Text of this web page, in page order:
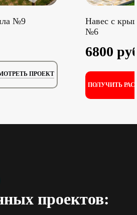
№9
ПРОЕКТ
Навес с
№6
6800
ПОЛУЧИТЬ
проектов: